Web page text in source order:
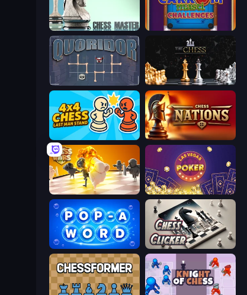
Chess Master
Quoridor Online The Chess
4x4 Chess: Last Man Stand Chess Nations
Chess Wars Las Vegas Poker
Pop-a-Word Chess Clicker